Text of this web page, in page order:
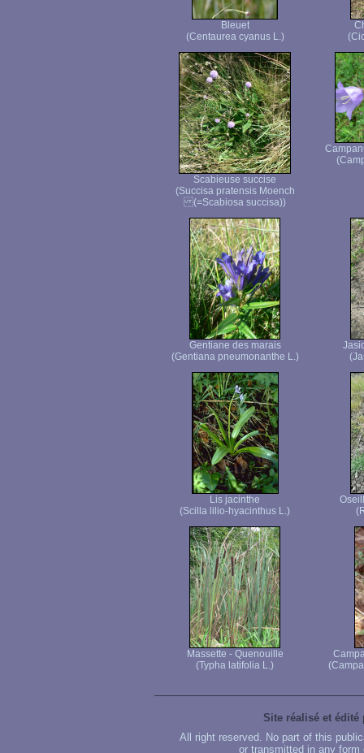
Bleuet
(Centaurea cyanus L.)
Scabieuse succise
(Succisa pratensis Moench
(=Scabiosa succisa))
Gentiane des marais
(Gentiana pneumonanthe L.)
Lis jacinthe
(Scilla lilio-hyacinthus L.)
Massette - Quenouille
(Typha latifolia L.)
Site réalisé et édité
All right reserved. No part of this
or transmitted in any